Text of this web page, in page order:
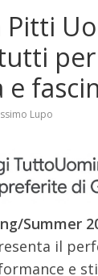
Pitti
Lupo
Summer
il
e